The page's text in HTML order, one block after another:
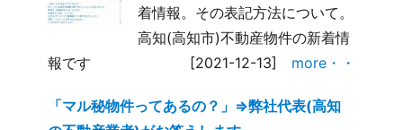
着情報。その表記方法について。
高知(高知市)不動産物件の新着情
報です
[2021-12-13] more・・
「マル秘物件ってあるの？」⇒弊社代表(高知